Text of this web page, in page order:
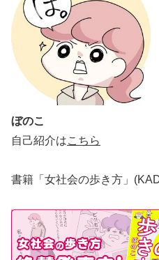
ぼのこ
自己紹介はこちら
書籍「女社会の歩き方」